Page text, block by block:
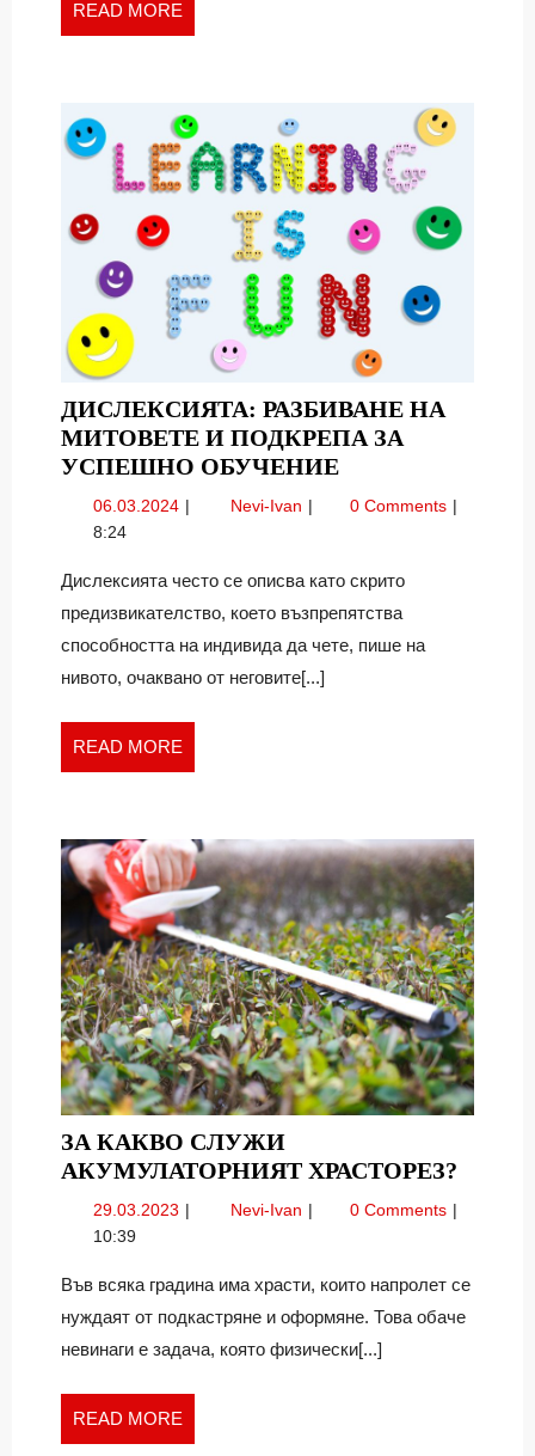
READ MORE
MORE
ДИСЛЕКСИЯТА: РАЗБИВАНЕ НА
МИТОВЕТЕ И ПОДКРЕПА ЗА
УСПЕШНО ОБУЧЕНИЕДИСЛЕКСИЯТА:
РАЗБИВАНЕ
И
ПОДКРЕПА
ЗА
06.03.2024 06.03.2024Nevi-Ivan Дислексията:
митовете
подкрепа
за
успешно
0 Comments
8:24
Дислексията често се описва като скрито
предизвикателство, което възпрепятства
способността на индивида да чете, пише на
нивото, очаквано от неговите[...]
READ MORE
MORE
ЗА КАКВО СЛУЖИ
АКУМУЛАТОРНИЯТ ХРАСТОРЕЗ?
29.03.2023 29.03.2023Nevi-Ivan За
акумулаторният
храсторез?
0 Comments
10:39
Във всяка градина има храсти, които напролет се
нуждаят от подкастряне и оформяне. Това обаче
невинаги е задача, която физически[...]
READ MORE
MORE